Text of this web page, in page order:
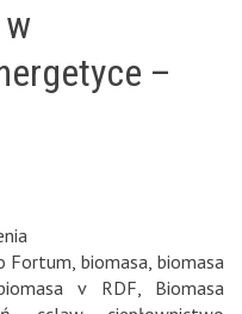
–
Fortum,biomasa,biomasa
v RDF, Biomasa